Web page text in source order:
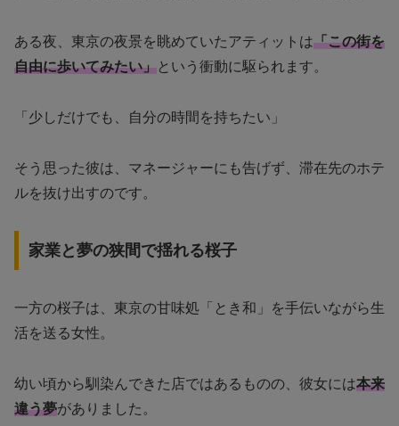
ある夜、東京の夜景を眺めていたアティットは「この街を
自由に歩いてみたい」という衝動に駆られます。
「少しだけでも、自分の時間を持ちたい」
そう思った彼は、マネージャーにも告げず、滞在先のホテ
ルを抜け出すのです。
家業と夢の狭間で揺れる桜子
一方の桜子は、東京の甘味処「とき和」を手伝いながら生
活を送る女性。
幼い頃から馴染んできた店ではあるものの、彼女には本来
違う夢がありました。